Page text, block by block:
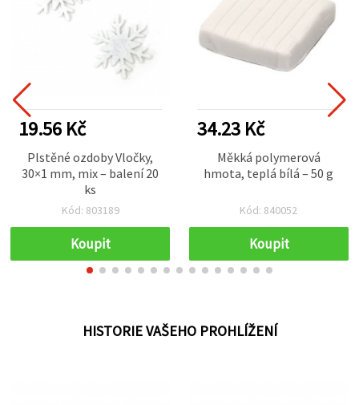
19.56 Kč
Plstěné ozdoby Vločky,
30×1 mm, mix – balení 20
ks
Kód: 803189
Koupit
34.23 Kč
Měkká polymerová
hmota, teplá bílá – 50 g
Kód: 840052
Koupit
HISTORIE VAŠEHO PROHLÍŽENÍ